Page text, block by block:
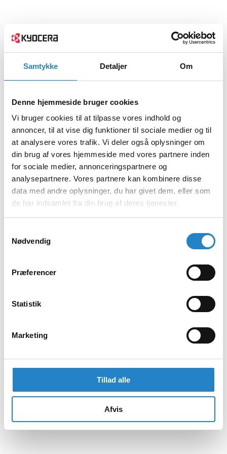
Samtykke Detaljer Om
Denne hjemmeside bruger cookies
Vi bruger cookies til at tilpasse vores indhold og
annoncer, til at vise dig funktioner til sociale medier og til
at analysere vores trafik. Vi deler også oplysninger om
din brug af vores hjemmeside med vores partnere inden
for sociale medier, annonceringspartnere og
analysepartnere. Vores partnere kan kombinere disse
data med andre oplysninger, du har givet dem, eller som
de har indsamlet fra din brug af deres tjenester.
Nødvendig
Præferencer
Statistik
Marketing
Tillad alle
Afvis